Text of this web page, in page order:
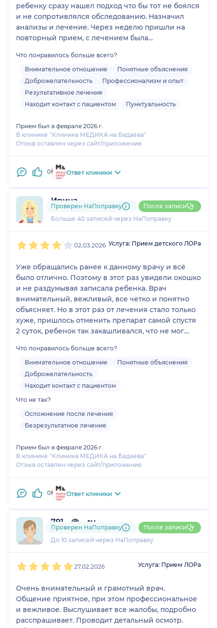
ребенку сразу нашел подход что бы тот не боялся
и не сопротивлялся обследованию. Назначил
анализы и лечение. Через неделю пришли на
повторный прием, с лечением была
сделать вывод что лечение помогло. Хотя наша
педиатр не была согласна с назначенным
лечением. Врач очень тактичный, хорошо все
объяснил, доброжелательный.
Что понравилось больше всего?
Внимательное отношение
Понятные объяснения
Доброжелательность
Профессионализм и опыт
Результативное лечение
Находит контакт с пациентом
Пунктуальность
Прием был в феврале 2026 г.
В клинике "Клиника МЕДИКА на Бадаева"
Отзыв оставлен через сайт/приложение
0 Ответ клиники
Ирина
33 отзыва
Больше 40 записей через НаПоправку
Проверен НаПоправку После записи
02.03.2026 Услуга: Прием детского ЛОРа
Уже обращались ранее к данному врачу и всё
было отлично. Поэтому в этот раз увидели окошко
и не раздумывая записала ребенка. Врач
внимательный, вежливый, все четко и понятно
объясняет. Но в этот раз от лечения стало только
хуже, пришлось отменить препарат самой спустя
2 суток, ребенок так закашливался, что не мог
что спирт уже давно небезопасно капать в уши,
последствия бывают печальные. Так что часть
лечения и не выполнили. Оказалось сходили зря
совершенно( Если честно, осталась расстроена,
Что понравилось больше всего?
Внимательное отношение
Понятные объяснения
Доброжелательность
Находит контакт с пациентом
Что не так?
Осложнение после лечения
Безрезультатное лечение
Прием был в феврале 2026 г.
В клинике "Клиника МЕДИКА на Бадаева"
Отзыв оставлен через сайт/приложение
0 Ответ клиники
791....@....ru
4 отзыва
До 10 записей через НаПоправку
Проверен НаПоправку После записи
27.02.2026 Услуга: Прием ЛОРа
Очень внимательный и грамотный врач.
Общение приятное, при этом профессиональное
и вежливое. Выслушивает все жалобы, подробно
расспрашивает. Проводит детальный осмотр.